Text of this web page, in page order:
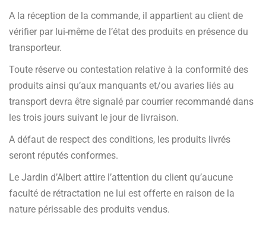
A la réception de la commande, il appartient au client de
vérifier par lui-même de l’état des produits en présence du
transporteur.
Toute réserve ou contestation relative à la conformité des
produits ainsi qu’aux manquants et/ou avaries liés au
transport devra être signalé par courrier recommandé dans
les trois jours suivant le jour de livraison.
A défaut de respect des conditions, les produits livrés
seront réputés conformes.
Le Jardin d’Albert attire l’attention du client qu’aucune
faculté de rétractation ne lui est offerte en raison de la
nature périssable des produits vendus.